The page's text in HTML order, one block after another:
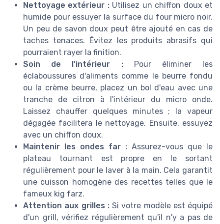
Nettoyage extérieur : Utilisez un chiffon doux et
humide pour essuyer la surface du four micro noir.
Un peu de savon doux peut être ajouté en cas de
taches tenaces. Évitez les produits abrasifs qui
pourraient rayer la finition.
Soin de l'intérieur :
Pour éliminer les
éclaboussures d'aliments comme le beurre fondu
ou la crème beurre, placez un bol d'eau avec une
tranche de citron à l'intérieur du micro onde.
Laissez chauffer quelques minutes ; la vapeur
dégagée facilitera le nettoyage. Ensuite, essuyez
avec un chiffon doux.
Maintenir les ondes far : Assurez-vous que le
plateau tournant est propre en le sortant
régulièrement pour le laver à la main. Cela garantit
une cuisson homogène des recettes telles que le
fameux kig farz.
Attention aux grilles : Si votre modèle est équipé
d'un grill, vérifiez régulièrement qu'il n'y a pas de